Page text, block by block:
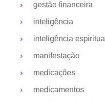
gestão financeira
inteligência
inteligência espiritual
manifestação
medicações
medicamentos